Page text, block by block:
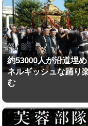
約53000人が沿道埋
ネルギッシュな踊り
む